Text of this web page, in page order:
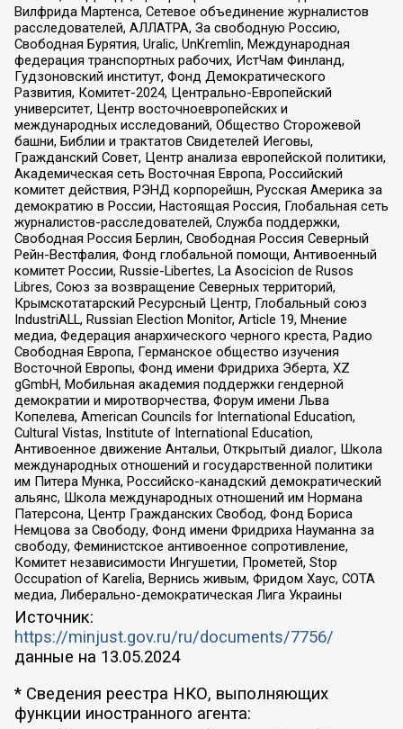
Вилфрида Мартенса, Сетевое объединение журналистов
расследователей, АЛЛАТРА, За свободную Россию,
Свободная Бурятия, Uralic, UnKremlin, Международная
федерация транспортных рабочих, ИстЧам Финланд,
Гудзоновский институт, Фонд Демократического
Развития, Комитет-2024, Центрально-Европейский
университет, Центр восточноевропейских и
международных исследований, Общество Сторожевой
башни, Библии и трактатов Свидетелей Иеговы,
Гражданский Совет, Центр анализа европейской политики,
Академическая сеть Восточная Европа, Российский
комитет действия, РЭНД корпорейшн, Русская Америка за
демократию в России, Настоящая Россия, Глобальная сеть
журналистов-расследователей, Служба поддержки,
Свободная Россия Берлин, Свободная Россия Северный
Рейн-Вестфалия, Фонд глобальной помощи, Антивоенный
комитет России, Russie-Libertes, La Asocicion de Rusos
Libres, Союз за возвращение Северных территорий,
Крымскотатарский Ресурсный Центр, Глобальный союз
IndustriALL, Russian Election Monitor, Article 19, Мнение
медиа, Федерация анархического черного креста, Радио
Свободная Европа, Германское общество изучения
Восточной Европы, Фонд имени Фридриха Эберта, XZ
gGmbH, Мобильная академия поддержки гендерной
демократии и миротворчества, Форум имени Льва
Копелева, American Councils for International Education,
Cultural Vistas, Institute of International Education,
Антивоенное движение Антальи, Открытый диалог, Школа
международных отношений и государственной политики
им Питера Мунка, Российско-канадский демократический
альянс, Школа международных отношений им Нормана
Патерсона, Центр Гражданских Свобод, Фонд Бориса
Немцова за Свободу, Фонд имени Фридриха Науманна за
свободу, Феминистское антивоенное сопротивление,
Комитет независимости Ингушетии, Прометей, Stop
Occupation of Karelia, Вернись живым, Фридом Хаус, СОТА
медиа, Либерально-демократическая Лига Украины
Источник:
https://minjust.gov.ru/ru/documents/7756/
данные на 13.05.2024
* Сведения реестра НКО, выполняющих
функции иностранного агента: